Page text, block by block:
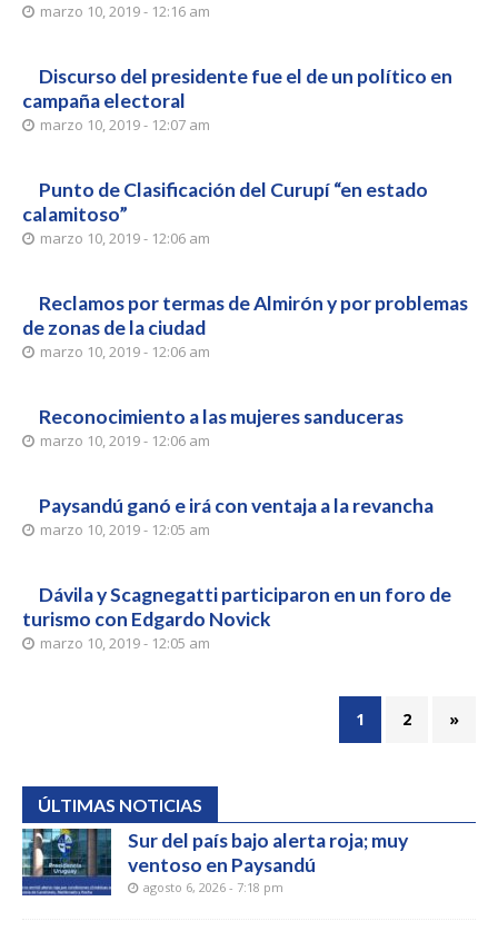
marzo 10, 2019 - 12:16 am
Discurso del presidente fue el de un político en
campaña electoral
marzo 10, 2019 - 12:07 am
Punto de Clasificación del Curupí “en estado
calamitoso”
marzo 10, 2019 - 12:06 am
Reclamos por termas de Almirón y por problemas
de zonas de la ciudad
marzo 10, 2019 - 12:06 am
Reconocimiento a las mujeres sanduceras
marzo 10, 2019 - 12:06 am
Paysandú ganó e irá con ventaja a la revancha
marzo 10, 2019 - 12:05 am
Dávila y Scagnegatti participaron en un foro de
turismo con Edgardo Novick
marzo 10, 2019 - 12:05 am
1 2 »
ÚLTIMAS NOTICIAS
Sur del país bajo alerta roja; muy
ventoso en Paysandú
agosto 6, 2026 - 7:18 pm